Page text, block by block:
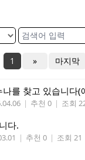
1 » 마지막
를 찾고 있습니다(
| 추천 0 | 조회
다.
| 추천 0 | 조회 21